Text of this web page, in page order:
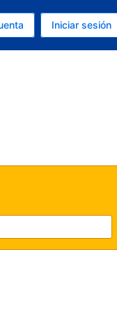
(Argentina)
Iniciar sesión